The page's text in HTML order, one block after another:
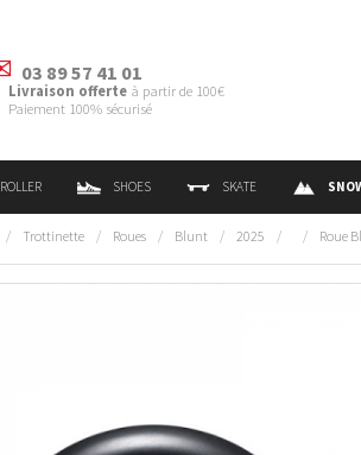
03 89 57 41 01
Livraison offerte à partir de 100€
Paiement 100% sécurisé
ROLLER SHOES SKATE
/ Trottinette / Roues / Blunt / 2025 / / Roue